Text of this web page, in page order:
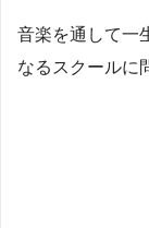
音楽を通して一
なるスクールに